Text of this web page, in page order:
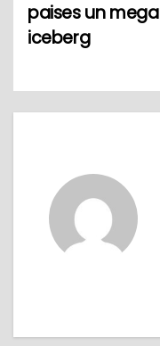
e
a
e
paises un mega
iceberg